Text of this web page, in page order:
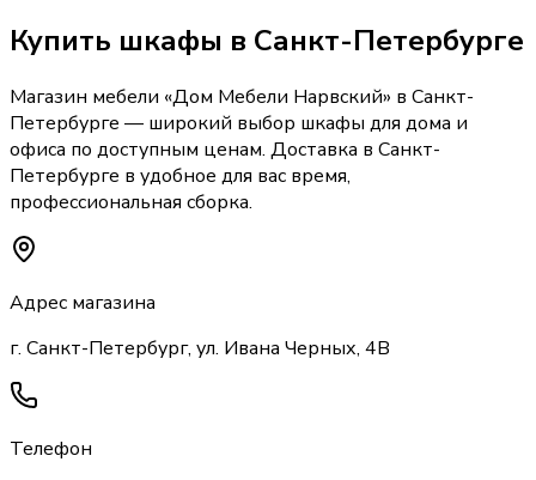
Купить шкафы в Санкт-Петербурге
Магазин мебели «Дом Мебели Нарвский» в Санкт-
Петербурге — широкий выбор шкафы для дома и
офиса по доступным ценам. Доставка в Санкт-
Петербурге в удобное для вас время,
профессиональная сборка.
Адрес магазина
г. Санкт-Петербург, ул. Ивана Черных, 4В
Телефон